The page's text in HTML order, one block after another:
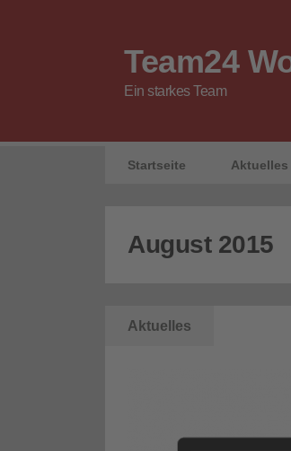
Team24
Ein starkes Team
Startseite Aktuelles
August 2015
Aktuelles